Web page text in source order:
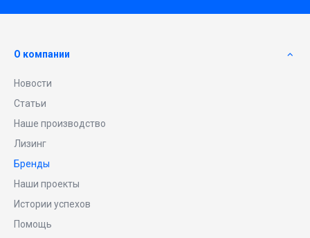
О компании
Новости
Статьи
Наше производство
Лизинг
Бренды
Наши проекты
Истории успехов
Помощь